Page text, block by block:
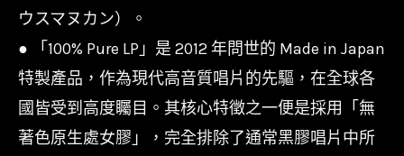
ウスマヌカン）。
● 「100% Pure LP」是 2012 年問世的 Made in Japan
特製產品，作為現代高音質唱片的先驅，在全球各
國皆受到高度矚目。其核心特徵之一便是採用「無
著色原生處女膠」，完全排除了通常黑膠唱片中所